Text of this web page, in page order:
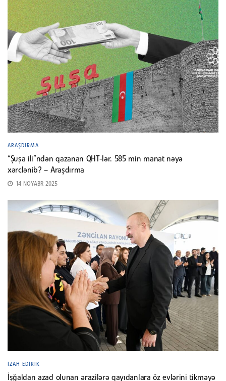
ARAŞDIRMA
“Şuşa ili”ndən qazanan QHT-lər. 585 min manat nəyə
xərclənib? – Araşdırma
14 NOYABR 2025
İZAH EDIRIK
İşğaldan azad olunan ərazilərə qayıdanlara öz evlərini tikməyə